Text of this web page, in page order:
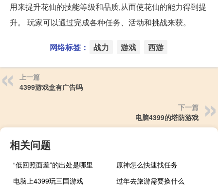
用来提升花仙的技能等级和品质,从而使花仙的能力得到提
升。 玩家可以通过完成各种任务、活动和挑战来获。
网络标签： 战力 游戏 西游
上一篇
4399游戏盒有广告吗
下一篇
电脑4399的塔防游戏
相关问题
“低回照面羞”的出处是哪里
原神怎么快速找任务
电脑上4399玩三国游戏
过年去旅游需要换什么